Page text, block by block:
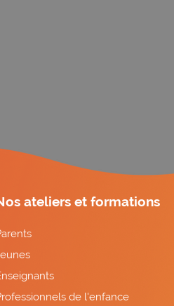
ateliers et formations
de l'enfance